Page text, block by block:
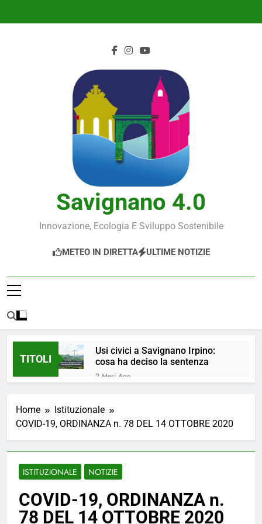
Savignano 4.0
Innovazione, Ecologia E Sviluppo Sostenibile
METEO IN DIRETTA ULTIME NOTIZIE
TITOLI
Usi civici a Savignano Irpino:
cosa ha deciso la sentenza
2 Mesi Ago
4 Mesi Ago
ORDINANZA N. 8/2026 –
PARZIALE REVOCA DEL DIVIETO
DI UTILIZZO DELL’ACQUA
POTABILE
4 Mesi Ago
📢Aggiornamento Situazione
ACQUA
4 Mesi Ago
⚠️ Emergenza Acqua a
Savignano Irpino: Ordinanza n. 7
Home
Istituzionale
COVID-19, ORDINANZA n. 78 DEL 14 OTTOBRE 2020
ISTITUZIONALE NOTIZIE
COVID-19, ORDINANZA n.
78 DEL 14 OTTOBRE 2020